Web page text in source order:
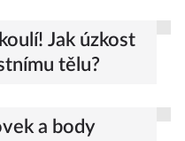
Jak úzkost
tělu?
a body